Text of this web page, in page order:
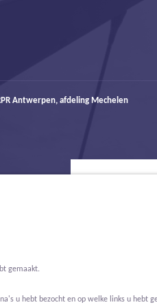
Antwerpen, afdeling Mechelen
gemaakt.
u hebt bezocht en op welke links u hebt